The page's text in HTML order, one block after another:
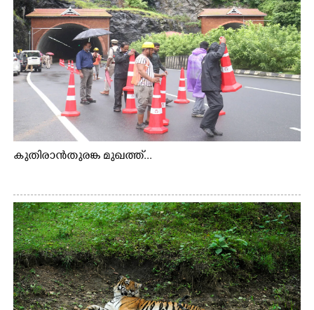
കുതിരാൻതുരങ്ക മുഖത്ത്...